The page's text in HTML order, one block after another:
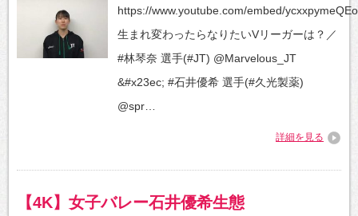
https://www.youtube.com/embed/ycxxpymeQEo
生まれ変わったらなりたいVリーガーは？／
#林琴奈 選手(#JT) @Marvelous_JT
&#x23ec; #石井優希 選手(#久光製薬)
@spr…
詳細を見る
【4K】女子バレー石井優希生態